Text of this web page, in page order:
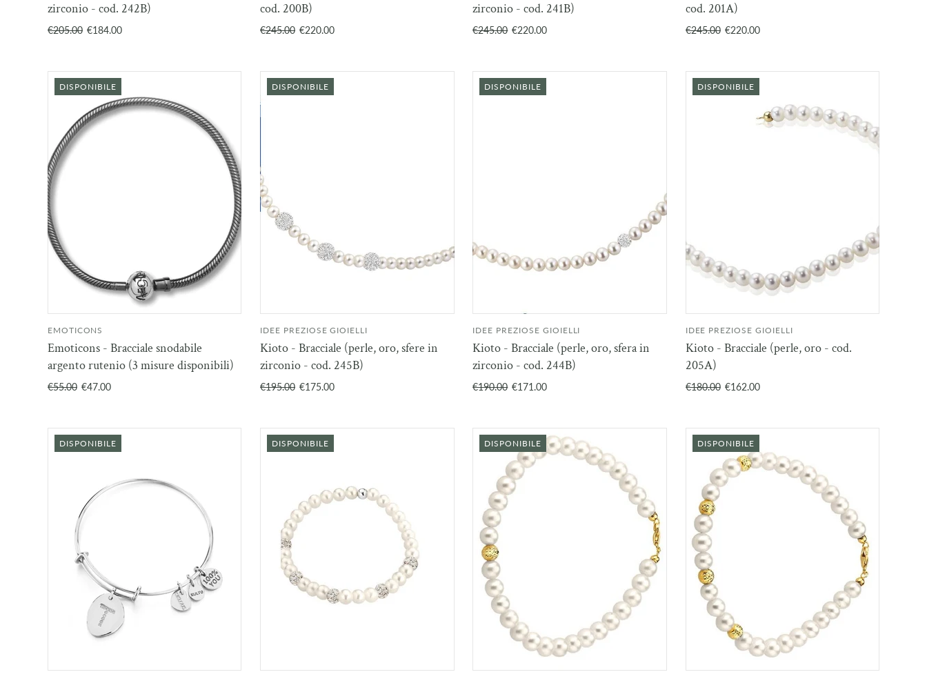
zirconio - cod. 242B)
€205.00 €184.00
cod. 200B)
€245.00 €220.00
zirconio - cod. 241B)
€245.00 €220.00
cod. 201A)
€245.00 €220.00
CARRELLO
DISPONIBILE
EMOTICONS
Emoticons - Bracciale snodabile
argento rutenio (3 misure disponibili)
€55.00 €47.00
CARRELLO
DISPONIBILE
IDEE PREZIOSE GIOIELLI
Kioto - Bracciale (perle, oro, sfere in
zirconio - cod. 245B)
€195.00 €175.00
CARRELLO
DISPONIBILE
IDEE PREZIOSE GIOIELLI
Kioto - Bracciale (perle, oro, sfera in
zirconio - cod. 244B)
€190.00 €171.00
CARRELLO
DISPONIBILE
IDEE PREZIOSE GIOIELLI
Kioto - Bracciale (perle, oro - cod.
205A)
€180.00 €162.00
DISPONIBILE DISPONIBILE DISPONIBILE DISPONIBILE